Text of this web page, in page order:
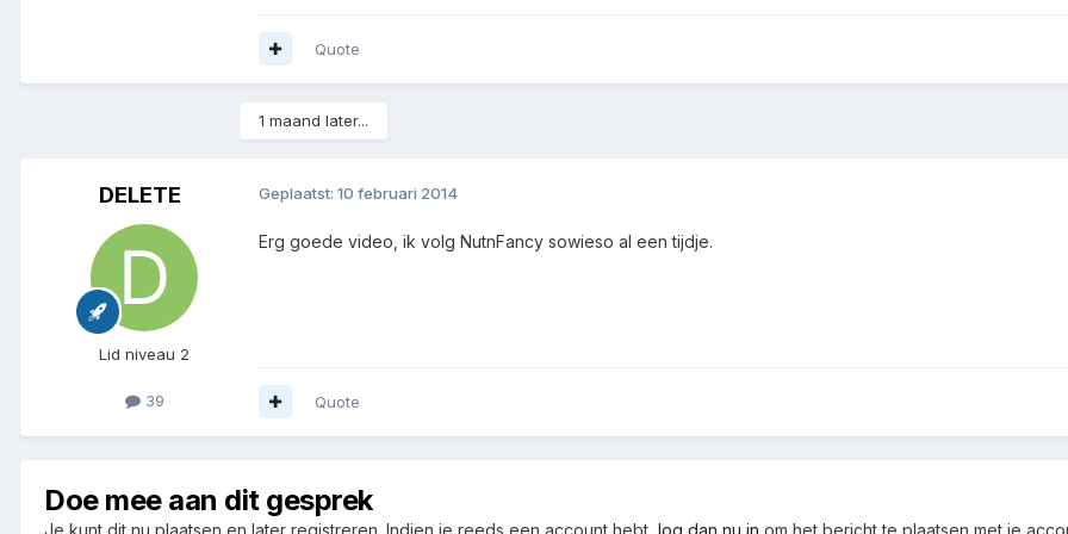
Quote
1 maand later...
DELETE
Lid niveau 2
39
Geplaatst: 10 februari 2014
Erg goede video, ik volg NutnFancy sowieso al een tijdje.
Quote
Doe mee aan dit gesprek
Je kunt dit nu plaatsen en later registreren. Indien je reeds een account hebt, log dan nu in om het bericht te plaatsen met je